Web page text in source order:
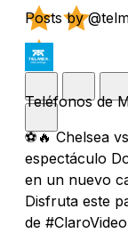
Posts by
Teléfonos de
⚽️🔥 Chelsea
espectáculo
en un nuevo
Disfruta este
de